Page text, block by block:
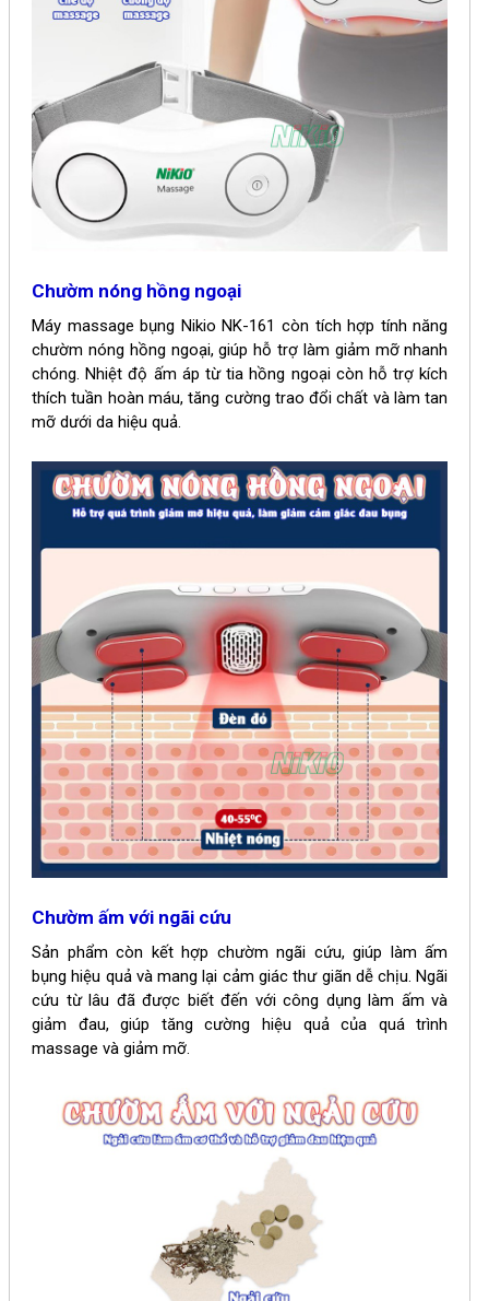
Chườm nóng hồng ngoại
Máy massage bụng Nikio NK-161 còn tích hợp tính năng
chườm nóng hồng ngoại, giúp hỗ trợ làm giảm mỡ nhanh
chóng. Nhiệt độ ấm áp từ tia hồng ngoại còn hỗ trợ kích
thích tuần hoàn máu, tăng cường trao đổi chất và làm tan
mỡ dưới da hiệu quả.
Chườm ấm với ngãi cứu
Sản phẩm còn kết hợp chườm ngãi cứu, giúp làm ấm
bụng hiệu quả và mang lại cảm giác thư giãn dễ chịu. Ngãi
cứu từ lâu đã được biết đến với công dụng làm ấm và
giảm đau, giúp tăng cường hiệu quả của quá trình
massage và giảm mỡ.